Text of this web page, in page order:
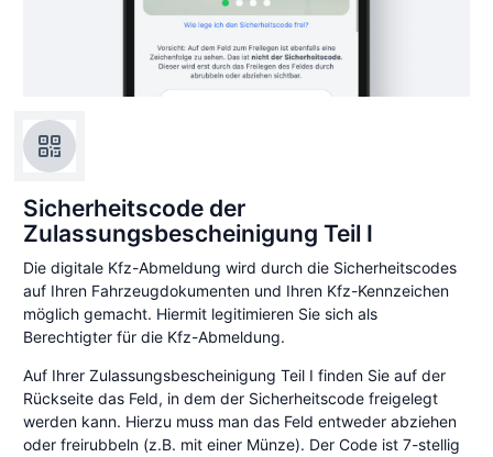
Sicherheitscode der
Zulassungsbescheinigung Teil I
Die digitale Kfz-Abmeldung wird durch die Sicherheitscodes
auf Ihren Fahrzeugdokumenten und Ihren Kfz-Kennzeichen
möglich gemacht. Hiermit legitimieren Sie sich als
Berechtigter für die Kfz-Abmeldung.
Auf Ihrer Zulassungsbescheinigung Teil I finden Sie auf der
Rückseite das Feld, in dem der Sicherheitscode freigelegt
werden kann. Hierzu muss man das Feld entweder abziehen
oder freirubbeln (z.B. mit einer Münze). Der Code ist 7-stellig